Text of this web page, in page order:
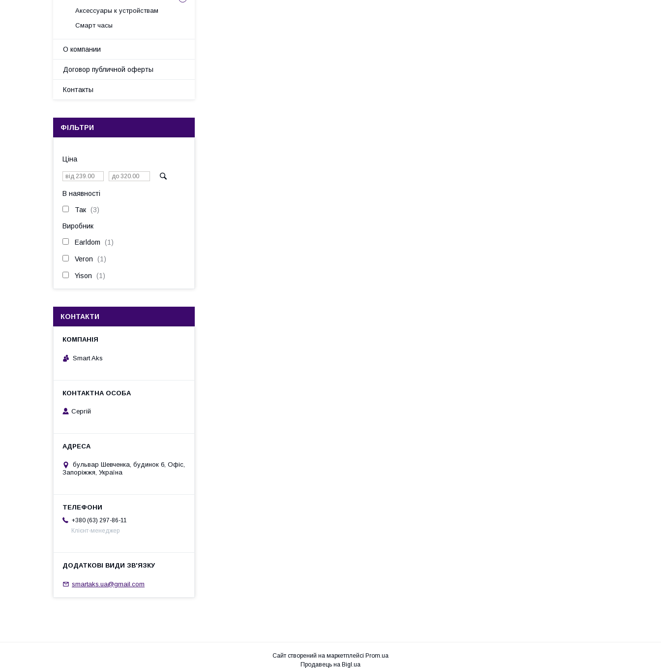
Аксессуары к устройствам
Смарт часы
О компании
Договор публичной оферты
Контакты
ФІЛЬТРИ
Ціна
В наявності
Так 3
Виробник
Earldom 1
Veron 1
Yison 1
КОНТАКТИ
Smart Aks
Cергій
бульвар Шевченка, будинок 6, Офіс,
Запоріжжя, Україна
+380 (63) 297-86-11
Клієнт-менеджер
smartaks.ua@gmail.com
Сайт створений на маркетплейсі Prom.ua
Продавець на Bigl.ua